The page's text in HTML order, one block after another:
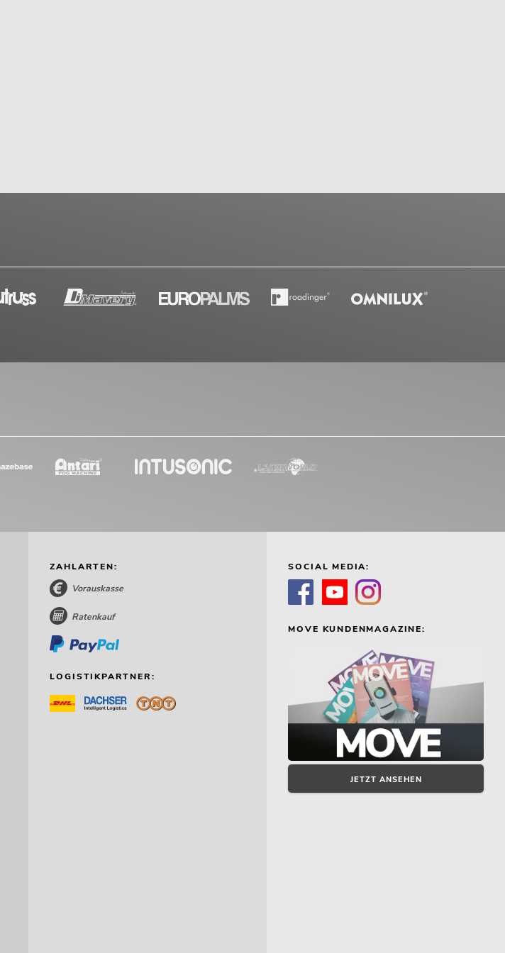
ZAHLARTEN:
Vorauskasse
Ratenkauf
LOGISTIKPARTNER:
SOCIAL MEDIA:
MOVE KUNDENMAGAZINE:
JETZT ANSEHEN